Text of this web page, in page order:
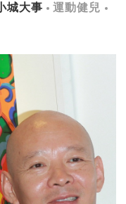
城大事
運動健兒